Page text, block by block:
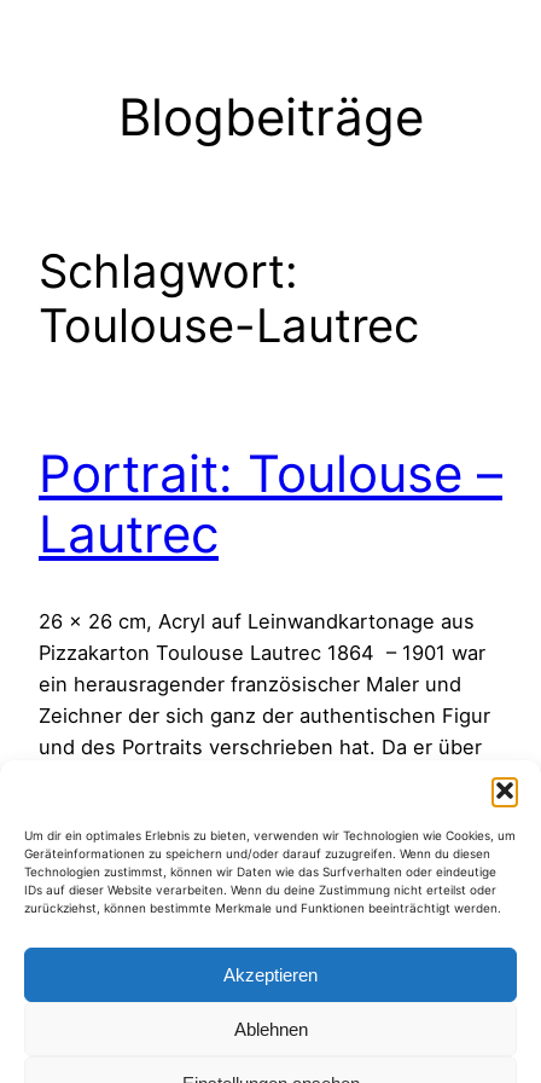
Um dir ein optimales Erlebnis zu bieten, verwenden wir Technologien wie Cookies, um
Geräteinformationen zu speichern und/oder darauf zuzugreifen. Wenn du diesen
Technologien zustimmst, können wir Daten wie das Surfverhalten oder eindeutige
IDs auf dieser Website verarbeiten. Wenn du deine Zustimmung nicht erteilst oder
zurückziehst, können bestimmte Merkmale und Funktionen beeinträchtigt werden.
Akzeptieren
Ablehnen
Blogbeiträge
Schlagwort:
Toulouse-Lautrec
Portrait: Toulouse –
Lautrec
26 x 26 cm, Acryl auf Leinwandkartonage aus
Pizzakarton Toulouse Lautrec 1864 – 1901 war
ein herausragender französischer Maler und
Zeichner der sich ganz der authentischen Figur
und des Portraits verschrieben hat. Da er über
Leidenschaft widmen, und diese war, den
Menschen echt und…
19. Oktober 2012